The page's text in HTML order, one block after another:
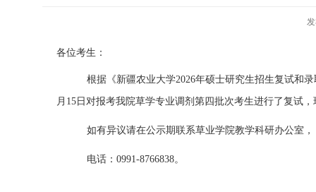
各位考生：
根据《新疆农业大学2026年硕士研究生招生复试和
月 15 日对报考我院草学专业调剂第四批次考生进行了复试
如有异议请在公示期联系草业学院教学科研办公室，
电话： 0991-8766838。